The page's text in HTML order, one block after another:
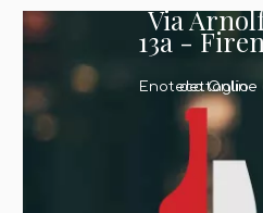
Via
13a -
Enoteca Online e al dettaglio